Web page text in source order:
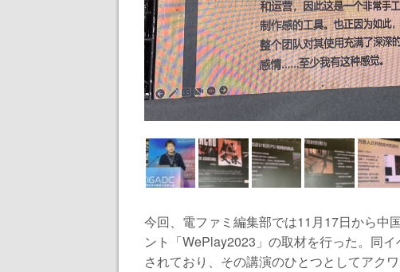
今回、電ファミ編集部では11月17日から中
ント「WePlay2023」の取材を行った。同
されており、その講演のひとつとしてアク